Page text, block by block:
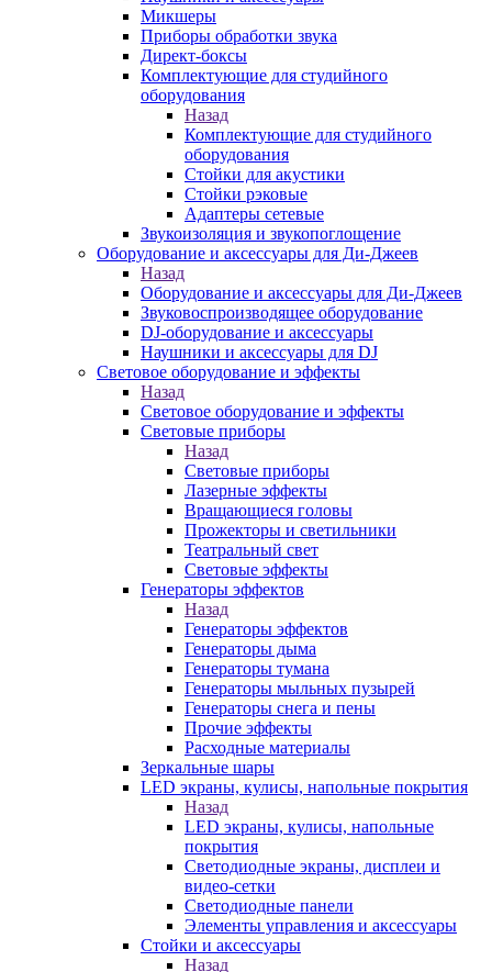
Микшеры
Приборы обработки звука
Директ-боксы
Комплектующие для студийного
оборудования
Назад
Комплектующие для студийного
оборудования
Стойки для акустики
Стойки рэковые
Адаптеры сетевые
Звукоизоляция и звукопоглощение
Оборудование и аксессуары для Ди-Джеев
Назад
Оборудование и аксессуары для Ди-Джеев
Звуковоспроизводящее оборудование
DJ-оборудование и аксессуары
Наушники и аксессуары для DJ
Световое оборудование и эффекты
Назад
Световое оборудование и эффекты
Световые приборы
Назад
Световые приборы
Лазерные эффекты
Вращающиеся головы
Прожекторы и светильники
Театральный свет
Световые эффекты
Генераторы эффектов
Назад
Генераторы эффектов
Генераторы дыма
Генераторы тумана
Генераторы мыльных пузырей
Генераторы снега и пены
Прочие эффекты
Расходные материалы
Зеркальные шары
LED экраны, кулисы, напольные покрытия
Назад
LED экраны, кулисы, напольные
покрытия
Светодиодные экраны, дисплеи и
видео-сетки
Светодиодные панели
Элементы управления и аксессуары
Стойки и аксессуары
Назад